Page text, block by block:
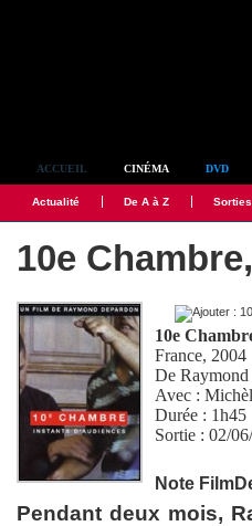
ACCUEIL CINÉMA DVD
Actualité De A à Z
10e
10e
France, 2004
De
Avec :
Durée : 1h45
Sortie : 02/
Note
Pendant deux mois,